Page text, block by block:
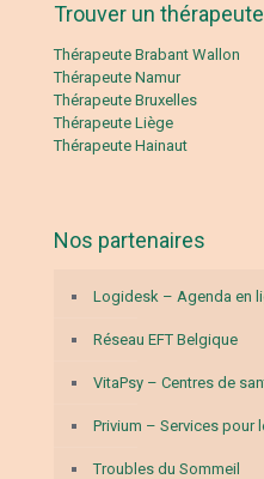
Trouver un
Thérapeute Brabant Wallon
Thérapeute Namur
Thérapeute Bruxelles
Thérapeute Liège
Thérapeute Hainaut
Nos partenaires
Logidesk – Agenda en
Réseau EFT Belgique
VitaPsy – Centres de
Privium – Services pour
Troubles du Sommeil